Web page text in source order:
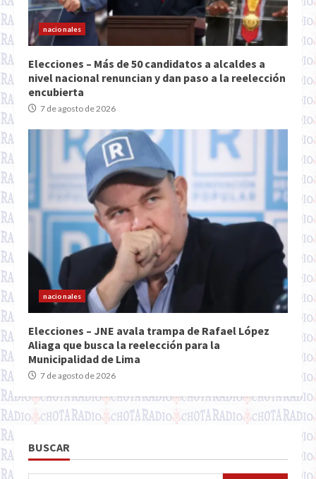
nacionales
Elecciones – Más de 50 candidatos a alcaldes a
nivel nacional renuncian y dan paso a la reelección
encubierta
7 de agosto de 2026
nacionales
Elecciones – JNE avala trampa de Rafael López
Aliaga que busca la reelección para la
Municipalidad de Lima
7 de agosto de 2026
BUSCAR